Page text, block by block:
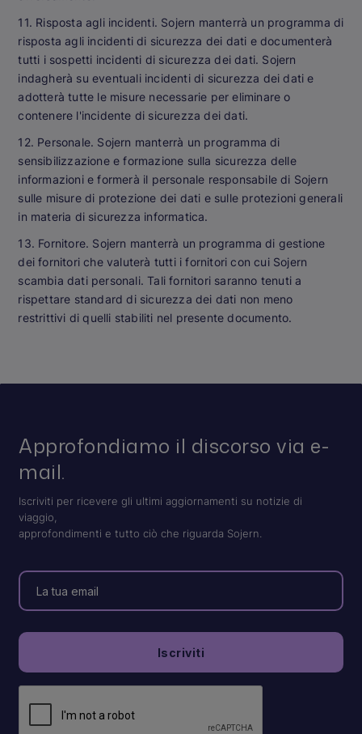
11. Risposta agli incidenti. Sojern manterrà un programma di
risposta agli incidenti di sicurezza dei dati e documenterà
tutti i sospetti incidenti di sicurezza dei dati. Sojern
indagherà su eventuali incidenti di sicurezza dei dati e
adotterà tutte le misure necessarie per eliminare o
contenere l'incidente di sicurezza dei dati.
12. Personale. Sojern manterrà un programma di
sensibilizzazione e formazione sulla sicurezza delle
informazioni e formerà il personale responsabile di Sojern
sulle misure di protezione dei dati e sulle protezioni generali
in materia di sicurezza informatica.
13. Fornitore. Sojern manterrà un programma di gestione
dei fornitori che valuterà tutti i fornitori con cui Sojern
scambia dati personali. Tali fornitori saranno tenuti a
rispettare standard di sicurezza dei dati non meno
restrittivi di quelli stabiliti nel presente documento.
Approfondiamo il discorso via e-
mail.
Iscriviti per ricevere gli ultimi aggiornamenti su notizie di
viaggio,
approfondimenti e tutto ciò che riguarda Sojern.